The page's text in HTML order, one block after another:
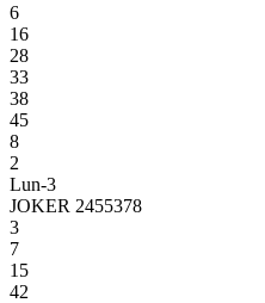
6
16
28
33
38
45
8
2
Lun-3
JOKER 2455378
3
7
15
42